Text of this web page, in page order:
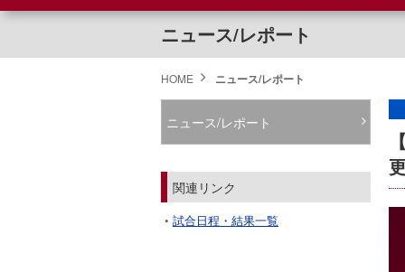
ニュース/レポート
HOME ニュース/レポート
ニュース/レポート
関連リンク
試合日程・結果一覧